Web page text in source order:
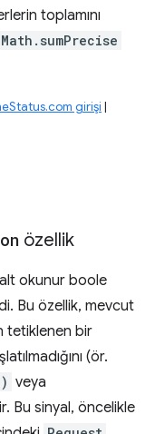
toplamını
Math.sumPrecise
girişi |
özellik
okunur boole
Bu özellik, mevcut
tetiklenen bir
(ör.
veya
Bu sinyal, öncelikle